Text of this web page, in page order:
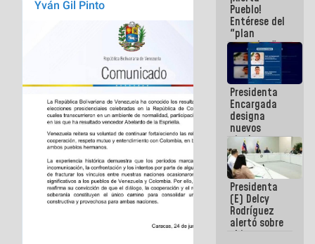
Eléctrico
Nacional
Pueblo!
Entérese del
"plan
enjambre"
de La Sayo
para
sabotear el
diálogo y
promover el
caos
Presidenta
Encargada
designa
nuevos
titulares en
el
Viceministerio
de Energía
Eléctrica y
CORPOELEC
Presidenta
(E) Delcy
Rodríguez
alertó sobre
el impacto